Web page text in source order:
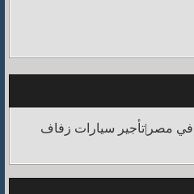
في مصر|تأجير سيارات زفاف